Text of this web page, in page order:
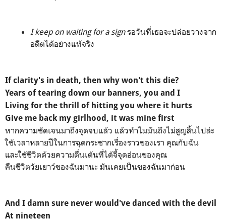
I keep on waiting for a signรอวันที่เธอจะปล่อยวางจาก
อดีตได้อย่างแท้จริง
If clarity's in death, then why won't this die?
Years of tearing down our banners, you and I
Living for the thrill of hitting you where it hurts
Give me back my girlhood, it was mine first
หากความชัดเจนมาถึงจุดจบแล้ว แล้วทำไมมันถึงไม่สูญสิ้นไปล่ะ
ใช้เวลาหลายปีในการฉุดกระชากเรื่องราวของเรา คุณกับฉัน
และใช้ชีวิตด้วยความตื่นเต้นที่ได้จี้จุดอ่อนของคุณ
คืนชีวิตวัยเยาว์ของฉันมานะ มันเคยเป็นของฉันมาก่อน
And I damn sure never would've danced with the devil
At nineteen